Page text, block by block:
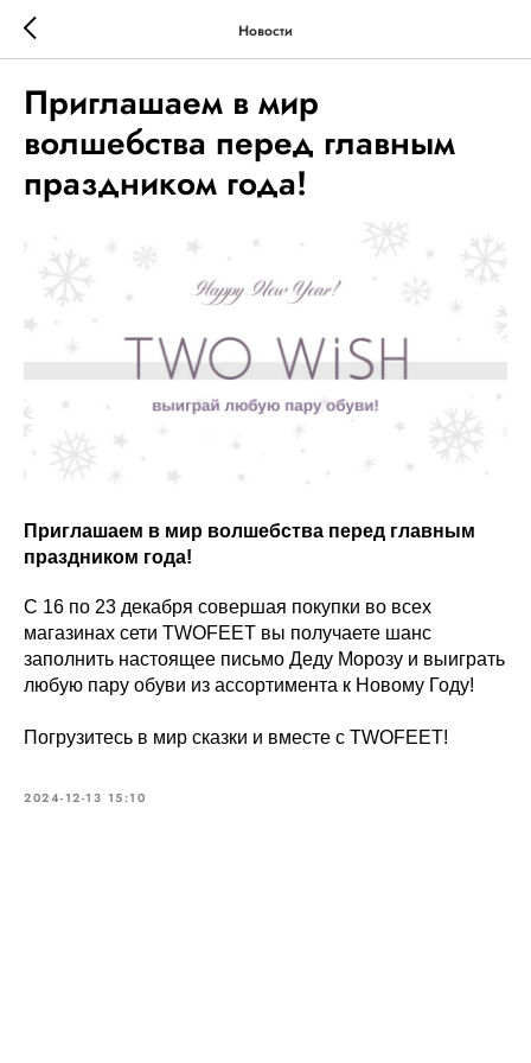
Новости
Приглашаем в мир
волшебства перед главным
праздником года!
Приглашаем в мир волшебства перед главным
праздником года!
С 16 по 23 декабря совершая покупки во всех
магазинах сети TWOFEET вы получаете шанс
заполнить настоящее письмо Деду Морозу и выиграть
любую пару обуви из ассортимента к Новому Году!
Погрузитесь в мир сказки и вместе с TWOFEET!
2024-12-13 15:10